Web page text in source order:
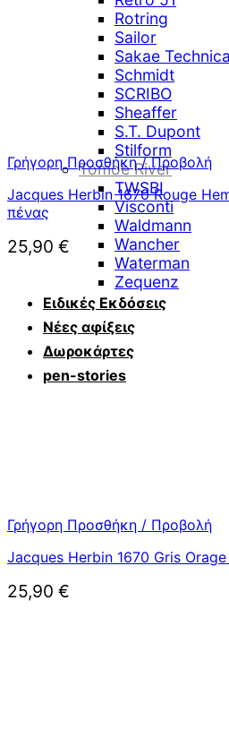
Rotring
Sailor
Sakae
Schmidt
SCRIBO
Sheaffer
S.T. Dupont
Stilform
Tomoe River
TWSBI
Visconti
Waldmann
Wancher
Waterman
Zequenz
Ειδικές Εκδόσεις
Νέες αφίξεις
Δωροκάρτες
pen-stories
Γρήγορη Προσθήκη / Προβολή
Jacques Herbin 1670 Rouge
πένας
25,90 €
Γρήγορη Προσθήκη / Προβολή
Jacques Herbin 1670 Gris
25,90 €